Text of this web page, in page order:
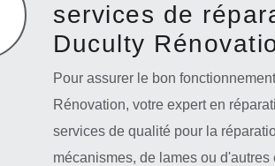
services de
Duculty
Pour assurer le bon
Rénovation, votre expert en
services de qualité pour la
mécanismes, de lames ou